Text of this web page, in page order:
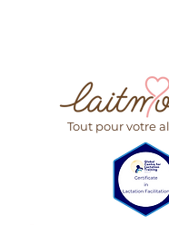
Tout pour votre